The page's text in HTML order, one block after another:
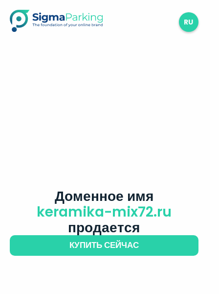
RU
Доменное имя
keramika-mix72.ru
продается
КУПИТЬ СЕЙЧАС